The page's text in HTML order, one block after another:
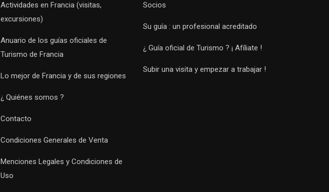
Actividades en Francia (visitas,
excursiones)
Anuario de los guías oficiales de
Turismo de Francia
Lo mejor de Francia y de sus regiones
¿ Quiénes somos ?
Contacto
Condiciones Generales de Venta
Menciones Legales y Condiciones de
Uso
Socios
Su guía : un profesional acreditado
¿ Guía oficial de Turismo ? ¡ Afíliate !
Subir una visita y empezar a trabajar !